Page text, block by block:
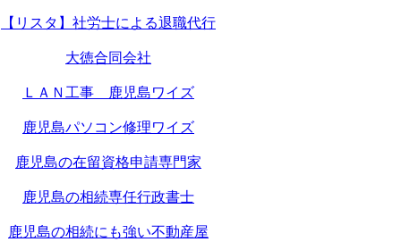
【リスタ】社労士による退職代行
大徳合同会社
ＬＡＮ工事 鹿児島ワイズ
鹿児島パソコン修理ワイズ
鹿児島の在留資格申請専門家
鹿児島の相続専任行政書士
鹿児島の相続にも強い不動産屋